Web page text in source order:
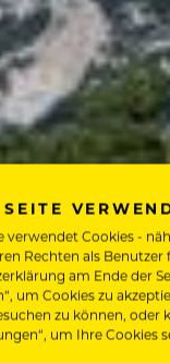
verwendet Cookies -
Rechten als Benutzer
am Ende der
um Cookies zu
zu können, oder
um Ihre Cookies